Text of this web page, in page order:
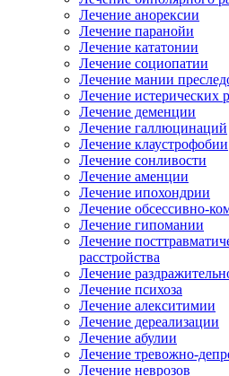
Лечение анорексии
Лечение паранойи
Лечение кататонии
Лечение социопатии
Лечение мании
Лечение истерических
Лечение деменции
Лечение галлюцинаций
Лечение клаустрофобии
Лечение сонливости
Лечение аменции
Лечение ипохондрии
Лечение обсессивно-
Лечение гипомании
Лечение
расстройства
Лечение
Лечение психоза
Лечение алекситимии
Лечение дереализации
Лечение абулии
Лечение тревожно-
Лечение неврозов